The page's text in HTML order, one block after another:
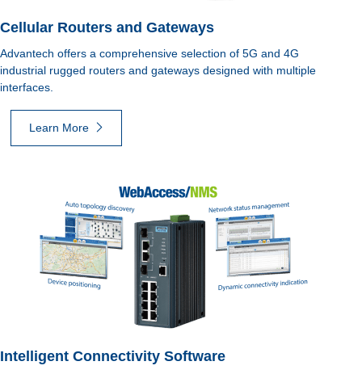
Cellular Routers and Gateways
Advantech offers a comprehensive selection of 5G and 4G
industrial rugged routers and gateways designed with multiple
interfaces.
Learn More
Intelligent Connectivity Software